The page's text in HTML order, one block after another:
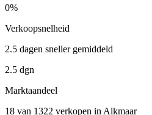
0%
Verkoopsnelheid
2.5 dagen sneller gemiddeld
2.5 dgn
Marktaandeel
18 van 1322 verkopen in Alkmaar